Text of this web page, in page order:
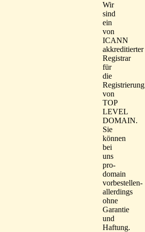
Wir
sind
ein
von
ICANN
akkreditierter
Registrar
für
die
Registrierung
von
TOP
LEVEL
DOMAIN.
Sie
können
bei
uns
pro-
domain
vorbestellen-
allerdings
ohne
Garantie
und
Haftung.